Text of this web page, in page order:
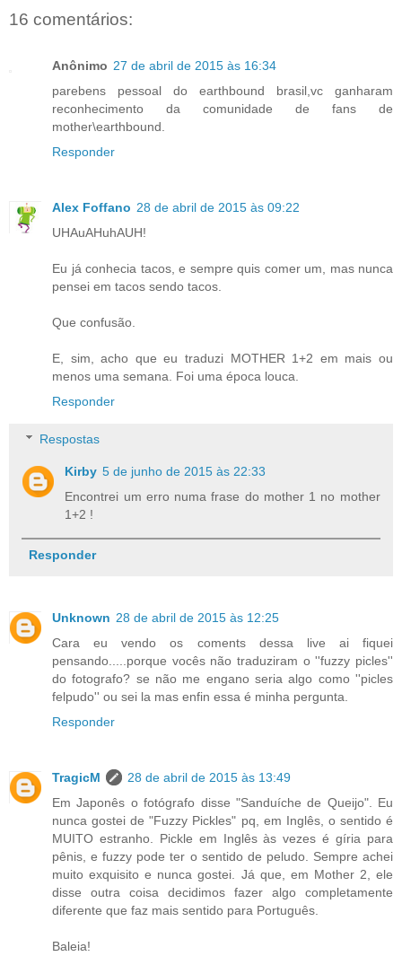
16 comentários:
Anônimo 27 de abril de 2015 às 16:34
parebens pessoal do earthbound brasil,vc ganharam
reconhecimento da comunidade de fans de
mother\earthbound.
Responder
Alex Foffano 28 de abril de 2015 às 09:22
UHAuAHuhAUH!
Eu já conhecia tacos, e sempre quis comer um, mas nunca
pensei em tacos sendo tacos.
Que confusão.
E, sim, acho que eu traduzi MOTHER 1+2 em mais ou
menos uma semana. Foi uma época louca.
Responder
Respostas
Kirby 5 de junho de 2015 às 22:33
Encontrei um erro numa frase do mother 1 no mother
1+2 !
Responder
Unknown 28 de abril de 2015 às 12:25
Cara eu vendo os coments dessa live ai fiquei
pensando.....porque vocês não traduziram o ''fuzzy picles''
do fotografo? se não me engano seria algo como ''picles
felpudo'' ou sei la mas enfin essa é minha pergunta.
Responder
TragicM
28 de abril de 2015 às 13:49
Em Japonês o fotógrafo disse "Sanduíche de Queijo". Eu
nunca gostei de "Fuzzy Pickles" pq, em Inglês, o sentido é
MUITO estranho. Pickle em Inglês às vezes é gíria para
pênis, e fuzzy pode ter o sentido de peludo. Sempre achei
muito exquisito e nunca gostei. Já que, em Mother 2, ele
disse outra coisa decidimos fazer algo completamente
diferente que faz mais sentido para Português.
Baleia!